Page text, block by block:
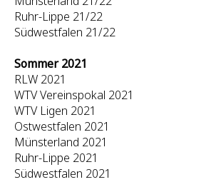
Ruhr-Lippe 21/22
Südwestfalen 21/22
Sommer 2021
RLW 2021
WTV Vereinspokal 2021
WTV Ligen 2021
Ostwestfalen 2021
Münsterland 2021
Ruhr-Lippe 2021
Südwestfalen 2021